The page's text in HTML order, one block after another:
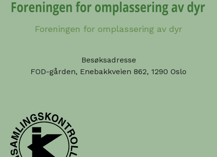
Foreningen for omplassering av dyr
Besøksadresse
FOD-gården, Enebakkveien 862, 1290 Oslo